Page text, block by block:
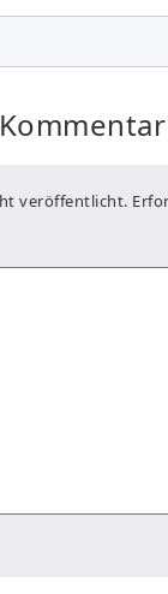
veröffentlicht.